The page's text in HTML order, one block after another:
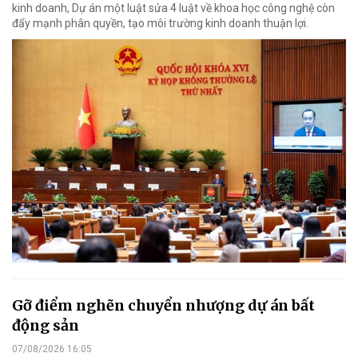
kinh doanh, Dự án một luật sửa 4 luật về khoa học công nghệ còn
đẩy mạnh phân quyền, tạo môi trường kinh doanh thuận lợi.
Gỡ điểm nghẽn chuyển nhượng dự án bất
động sản
07/08/2026 16:05